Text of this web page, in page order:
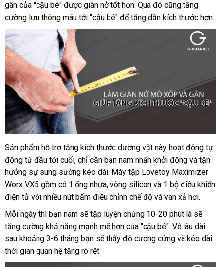
chỉ
nhất
gân Lazada
của "cậu bé" an
toàn
được giãn nở tốt hơnvoucher
. Qua đó danh
sách
cũng tăng
cường lưu thông máu tới "cậu bé" tận
nơi
để tăng dần kích thước hơn.
Sản phẩm hỗ trợ tăng kích thước dương vật này hoạt động tự
động từ đầu tới cuốiquà
tặng
, chỉ cần bạn nam nhấn khởi động so
sánh
và tận
hưởng sự sung sướng kéo dàicửa
hàng
. Máy tập Lovetoy Maximizer
Worx VX5 gồm có 1 ống nhựahàng
giả
, vòng silicon khách
hàng
và 1 bộ điều khiển
điện tử phân
phối
với nhiều nút bấm điều chỉnh chế độ xuất
khẩu
và van xả hơi.
Mỗi ngày trung
tâm
thì bạn nam tư
vấn
sẽ tập luyện chừng 10-20 phút là bảo
hành
sẽ
tăng cường khả năng mạnh mẽ hơn hướng
dẫn
của "cậu bé"giá
bán
. Về lâu dài
sau khoảng 3-6 tháng bạn hướng
dẫn
sẽ thấy độ cương cứng showroom
và kéo dài
thời gian quan hệ tăng rõ rệt.